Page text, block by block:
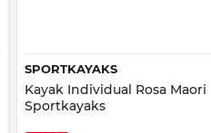
SPORTKAYAKS
Kayak Individual Rosa Maori
Sportkayaks